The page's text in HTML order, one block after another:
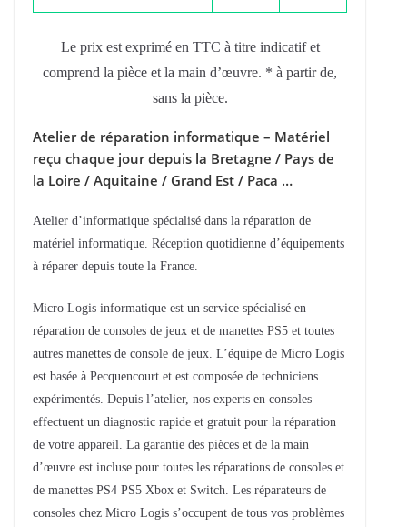
Le prix est exprimé en TTC à titre indicatif et
comprend la pièce et la main d’œuvre. * à partir de,
sans la pièce.
Atelier de réparation informatique – Matériel
reçu chaque jour depuis la Bretagne / Pays de
la Loire / Aquitaine / Grand Est / Paca …
Atelier d’informatique spécialisé dans la réparation de
matériel informatique. Réception quotidienne d’équipements
à réparer depuis toute la France.
Micro Logis informatique est un service spécialisé en
réparation de consoles de jeux et de manettes PS5 et toutes
autres manettes de console de jeux. L’équipe de Micro Logis
est basée à Pecquencourt et est composée de techniciens
expérimentés. Depuis l’atelier, nos experts en consoles
effectuent un diagnostic rapide et gratuit pour la réparation
de votre appareil. La garantie des pièces et de la main
d’œuvre est incluse pour toutes les réparations de consoles et
de manettes PS4 PS5 Xbox et Switch. Les réparateurs de
consoles chez Micro Logis s’occupent de tous vos problèmes